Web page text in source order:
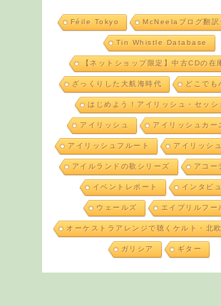
Féile Tokyo McNeelaブログ翻訳
Tin Whistle Database
【ネットショップ限定】中古CDの在
ざっくりした大航海時代 どこでも
はじめよう！アイリッシュ・セッシ
アイリッシュ アイリッシュカー
アイリッシュフルート アイリッシ
アイルランドの歌シリーズ アコー
イベントレポート インタビ
ウェールズ エイプリルフー
オーケストラアレンジで聴くケルト・北
ガリシア ギター